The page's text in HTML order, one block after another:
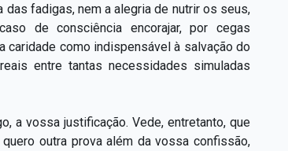
das fadigas, nem a alegria de nutrir os seus,
de consciência encorajar, por cegas
caridade como indispensável à salvação do
entre tantas necessidades simuladas
a vossa justificação. Vede, entretanto, que
outra prova além da vossa confissão,